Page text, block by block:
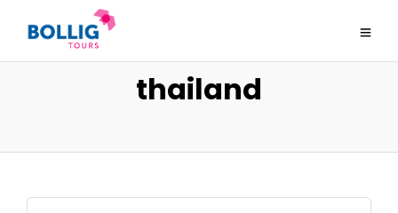
thailand